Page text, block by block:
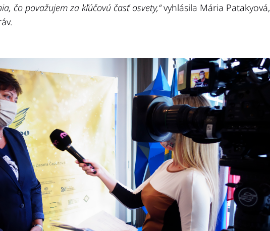
čo považujem za kľúčovú časť osvety,“vyhlásila Mária Patakyová,